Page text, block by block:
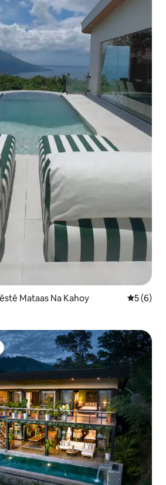
Mataas Na Kahoy
5 (6)
u hostů